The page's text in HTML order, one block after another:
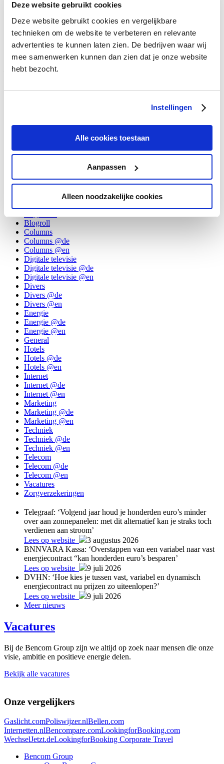
Deze website gebruikt cookies
Deze website gebruikt cookies en vergelijkbare
technieken om de website te verbeteren en relevante
advertenties te kunnen laten zien. De bedrijven waar wij
mee samenwerken kunnen dan zien dat je onze website
hebt bezocht.
Instellingen
Alle cookies toestaan
Aanpassen
Alleen noodzakelijke cookies
natuurlijk zeer benieuwd naar de invloed die mobiele telefoons in de
toekomst gaan hebben op het zoekgedrag van mensen. Vooral met
de opkomst van voice-search en ‘personal assistants’ zoals Siri en
Cortana zal de toekomst van zoekopdrachten hoogstwaarschijnlijk
verder evolueren. Hoe zoekgedrag zal ook veranderen: ik hou de
ontwikkelingen nauw in de gaten!
Door Eric Zwolle
Categorieën
Blogroll
Columns
Columns @de
Columns @en
Digitale televisie
Digitale televisie @de
Digitale televisie @en
Divers
Divers @de
Divers @en
Energie
Energie @de
Energie @en
General
Hotels
Hotels @de
Hotels @en
Internet
Internet @de
Internet @en
Marketing
Marketing @de
Marketing @en
Techniek
Techniek @de
Techniek @en
Telecom
Telecom @de
Telecom @en
Vacatures
Zorgverzekeringen
Telegraaf: ‘Volgend jaar houd je honderden euro’s minder
over aan zonnepanelen: met dit alternatief kan je straks toch
verdienen aan stroom’
Lees op website
3 augustus 2026
BNNVARA Kassa: ‘Overstappen van een variabel naar vast
energiecontract “kan honderden euro’s besparen’
Lees op website
9 juli 2026
DVHN: ‘Hoe kies je tussen vast, variabel en dynamisch
energiecontract nu prijzen zo uiteenlopen?’
Lees op website
9 juli 2026
Meer nieuws
Vacatures
Bij de Bencom Group zijn we altijd op zoek naar mensen die onze
visie, ambitie en positieve energie delen.
Bekijk alle vacatures
Onze vergelijkers
Gaslicht.comPoliswijzer.nlBellen.com
Internetten.nlBencompare.comLookingforBooking.com
WechselJetzt.deLookingforBooking Corporate Travel
Bencom Group